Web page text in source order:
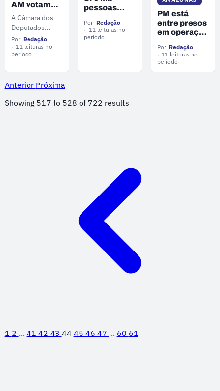
atendidos.
AM votam
100% a favor
do projeto
que acaba
com escala
6X1
A Câmara dos
Deputados
aprovou a
Proposta de
Emenda à
escala de
Por Redação
11 leituras no
período
pessoas
pela cheia
dos rios; 24
Por Redação
11 leituras no
período
PM está
entre presos
em operação
facção que
movimentava
Por Redação
11 leituras no
período
Anterior Próxima
Showing 517 to 528 of 722 results
1 2 ... 41 42 43 44 45 46 47 ... 60 61